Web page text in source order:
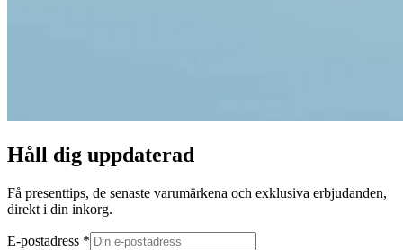
Håll dig uppdaterad
Få presenttips, de senaste varumärkena och exklusiva erbjudanden,
direkt i din inkorg.
E-postadress *